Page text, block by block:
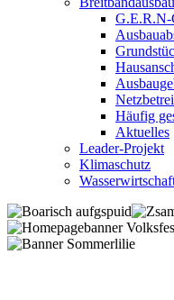
G.E.R.N-
Häufig
Aktuelles
Leader-Projekt
Klimaschutz